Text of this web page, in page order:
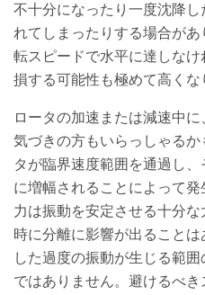
不十分になったり一度沈降
れてしまったりする場合が
転スピードで水平に達しな
損する可能性も極めて高くな
ロータの加速または減速中
気づきの方もいらっしゃる
タが臨界速度範囲を通過し
に増幅されることによって
力は振動を安定させる十分
時に分離に影響が出ること
した過度の振動が生じる範
ではありません。避けるべ